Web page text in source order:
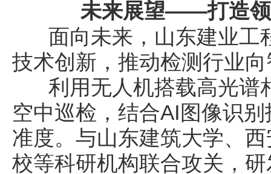
未来展望——打造
面向未来，山东建业工
技术创新，推动检测行业
利用无人机搭载高光谱
空中巡检，结合AI图像识
准度。与山东建筑大学、
校等科研机构联合攻关，